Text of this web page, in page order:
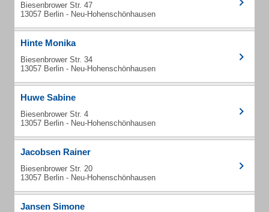
Biesenbrower Str. 47
13057 Berlin - Neu-Hohenschönhausen
Hinte Monika
Biesenbrower Str. 34
13057 Berlin - Neu-Hohenschönhausen
Huwe Sabine
Biesenbrower Str. 4
13057 Berlin - Neu-Hohenschönhausen
Jacobsen Rainer
Biesenbrower Str. 20
13057 Berlin - Neu-Hohenschönhausen
Jansen Simone